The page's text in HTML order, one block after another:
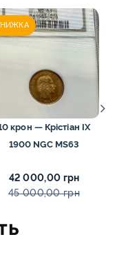
крон — Крістіан IX
1900 NGC MS63
42 000,00 грн
45 000,00 грн